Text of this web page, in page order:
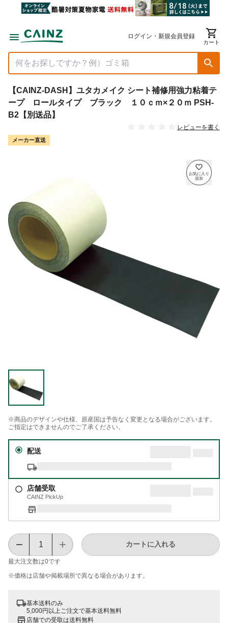
ログイン・新規会員登録
カート
【CAINZ-DASH】ユタカメイク シート補修用強力粘着テ
ープ ロールタイプ ブラック １０ｃｍ×２０ｍ PSH-
B2【別送品】
レビューを書く
メーカー直送
※商品のデザインや仕様、原産国は予告なく変更となる場合がございます。
ご指定はできませんのでご了承ください。
配送
店舗受取
CAINZ PickUp
最大注文数は0です
カートに入れる
※価格は​店舗や​掲載場所で​異なる​場合が​あります。
基本送料のみ
5,000円以上ご注文で基本送料無料
店舗での受取は送料無料